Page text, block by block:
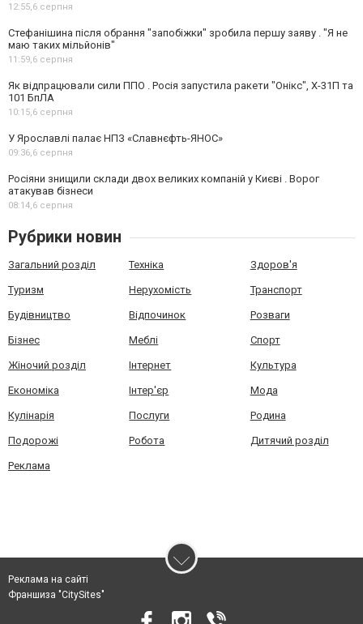
12:55,6 серпня
Стефанішина після обрання "запобіжки" зробила першу заяву . "Я не
маю таких мільйонів"
11:59,6 серпня
Як відпрацювали сили ППО . Росія запустила ракети "Онікс", Х-31П та
101 БпЛА
10:15,6 серпня
У Ярославлі палає НПЗ «Славнєфть-ЯНОС»
09:36,6 серпня
Росіяни знищили склади двох великих компаній у Києві . Ворог
атакував бізнеси
08:14,6 серпня
Рубрики новин
Загальний розділ Техніка Здоров'я
Туризм Нерухомість Транспорт
Будівництво Відпочинок Розваги
Бізнес Меблі Спорт
Жіночий розділ Інтернет Культура
Економіка Інтер'єр Мода
Кулінарія Послуги Родина
Подорожі Робота Дитячий розділ
Реклама
Реклама на сайті
Франшиза "CitySites"